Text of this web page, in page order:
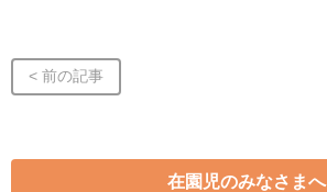
< 前の記事
在園児のみなさまへ